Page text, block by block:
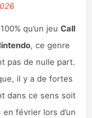
qu’un jeu Call
, ce genre
pas de nulle part.
il y a de fortes
dans ce sens soit
février lors d’un